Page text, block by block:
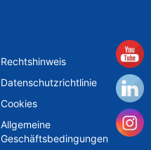
Rechtshinweis
Datenschutzrichtlinie
Cookies
Allgemeine
Geschäftsbedingungen